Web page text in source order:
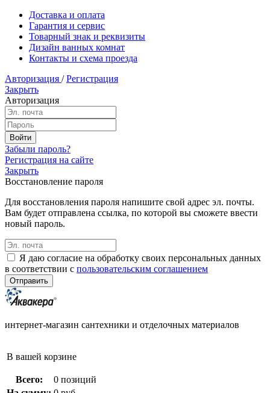
Доставка и оплата
Гарантия и сервис
Товарный знак и реквизиты
Дизайн ванных комнат
Контакты и схема проезда
Авторизация / Регистрация
Закрыть
Авторизация
Забыли пароль?
Регистрация на сайте
Закрыть
Восстановление пароля
Для восстановления пароля напишите свой адрес эл. почты.
Вам будет отправлена ссылка, по которой вы сможете ввести
новый пароль.
Я даю согласие на обработку своих персональных данных
в соответствии с пользовательским соглашением
интернет-магазин сантехники и отделочных материалов
В вашей корзине
Всего:
0 позиций